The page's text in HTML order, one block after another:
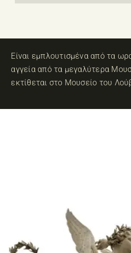
Είναι εμπλουτισμένα από τα
αγγεία από τα μεγαλύτερα
εκτίθεται στο Μουσείο του